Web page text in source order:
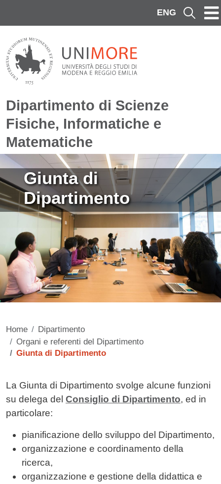
ENG Cerca
Dipartimento di Scienze
Fisiche, Informatiche e
Matematiche
Immagine
Giunta di
Dipartimento
Home
Dipartimento
Organi e referenti del Dipartimento
Giunta di Dipartimento
Contenuto
La Giunta di Dipartimento svolge alcune funzioni
su delega del Consiglio di Dipartimento, ed in
particolare:
pianificazione dello sviluppo del Dipartimento,
organizzazione e coordinamento della
ricerca,
organizzazione e gestione della didattica e